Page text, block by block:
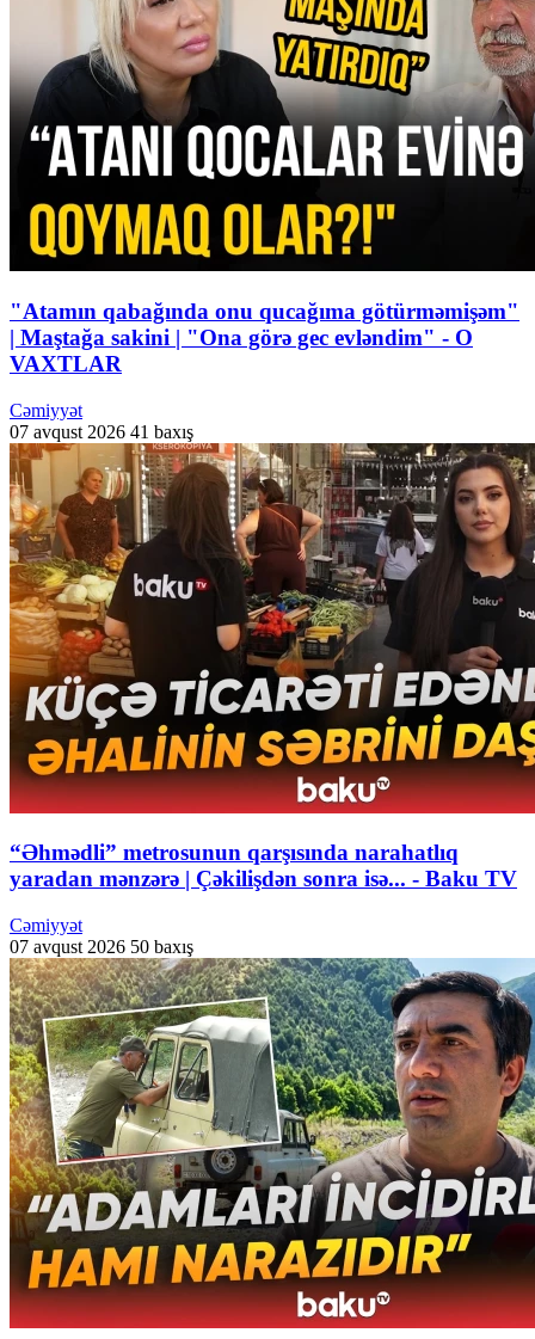
"Atamın qabağında onu qucağıma götürməmişəm"
| Maştağa sakini | "Ona görə gec evləndim" - O
VAXTLAR
Cəmiyyət
07 avqust 2026 41 baxış
“Əhmədli” metrosunun qarşısında narahatlıq
yaradan mənzərə | Çəkilişdən sonra isə... - Baku TV
Cəmiyyət
07 avqust 2026 50 baxış